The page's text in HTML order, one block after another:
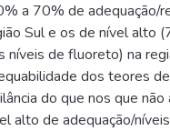
a 70% de adequação/
Sul e os de nível alto
níveis de fluoreto) na
dos teores
do que nos que
alto de adequação/